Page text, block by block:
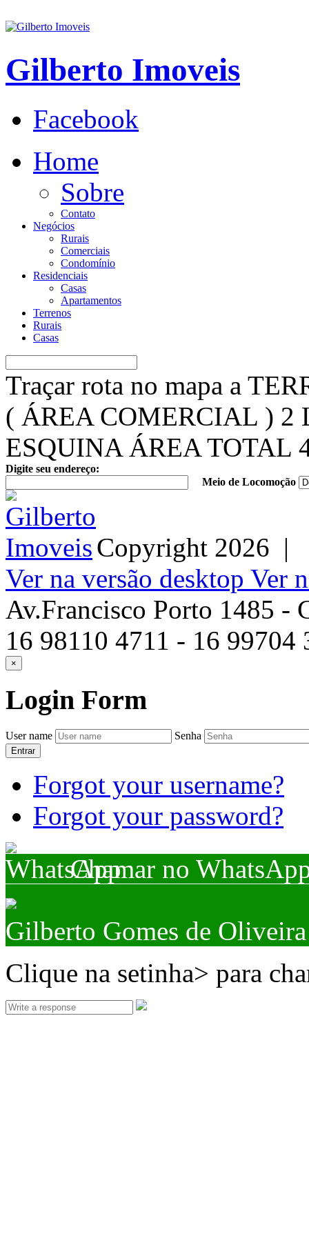
Gilberto Imoveis
Facebook
Home
Sobre
Contato
Negócios
Rurais
Comerciais
Condomínio
Residenciais
Casas
Apartamentos
Terrenos
Rurais
Casas
Traçar rota no mapa a
( ÁREA COMERCIAL ) 2
ESQUINA ÁREA TOTAL
Digite seu endereço:
Meio de Locomoção
Copyright 2026 |
Ver na versão desktop Ver
Av.Francisco Porto 1485 -
16 98110 4711 - 16 99704
×
Login Form
User name Senha
Entrar
Forgot your username?
Forgot your password?
Chamar no
Gilberto Gomes de Oliveira
Clique na setinha> para